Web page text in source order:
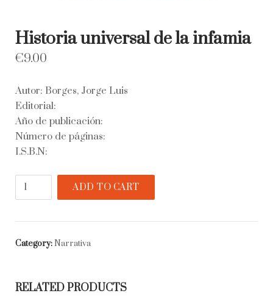
Historia universal de la infamia
€9.00
Autor: Borges, Jorge Luis
Editorial:
Año de publicación:
Número de páginas:
I.S.B.N:
Historia
la
infamia
quantity
ADD TO CART
Category:Narrativa
RELATED PRODUCTS